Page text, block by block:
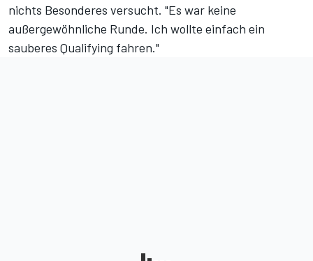
nichts Besonderes versucht. "Es war keine
außergewöhnliche Runde. Ich wollte einfach ein
sauberes Qualifying fahren."